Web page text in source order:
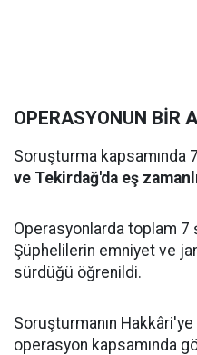
OPERASYONUN BİR
Soruşturma kapsamında
ve Tekirdağ'da eş
Operasyonlarda toplam 7
Şüphelilerin emniyet ve
sürdüğü öğrenildi.
Soruşturmanın
operasyon kapsamında